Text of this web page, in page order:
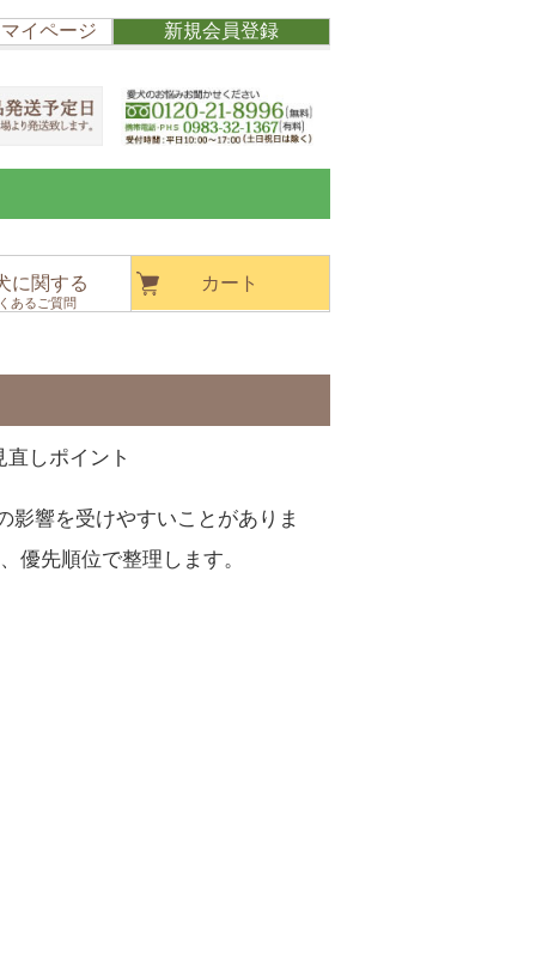
イページ 新規会員登録
に関する
あるご質問
カート
しポイント
影響を受けやすいことがありま
優先順位で整理します。